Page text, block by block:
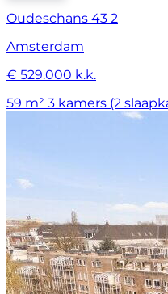
Oudeschans 43 2
Amsterdam
€ 529.000 k.k.
59 m² 3 kamers (2